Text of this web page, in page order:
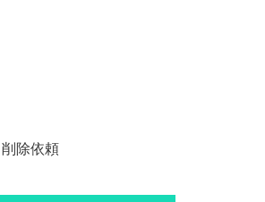
除依頼